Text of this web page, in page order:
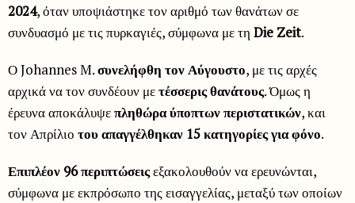
2024, όταν υποψιάστηκε τον αριθμό των θανάτων σε
συνδυασμό με τις πυρκαγιές, σύμφωνα με τη Die Zeit.
Ο Johannes M.συνελήφθη τον Αύγουστο, με τις αρχές
αρχικά να τον συνδέουν μετέσσερις θανάτους. Όμως η
έρευνα αποκάλυψεπληθώρα ύποπτων περιστατικών, και
τον Απρίλιο του απαγγέλθηκαν 15 κατηγορίες για φόνο.
Επιπλέον 96 περιπτώσειςεξακολουθούν να ερευνώνται,
σύμφωνα με εκπρόσωπο της εισαγγελίας, μεταξύ των οποίων